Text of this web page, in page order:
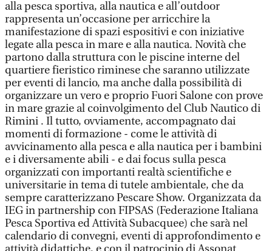
alla pesca sportiva, alla nautica e all’outdoor
rappresenta un’occasione per arricchire la
manifestazione di spazi espositivi e con iniziative
legate alla pesca in mare e alla nautica. Novità che
partono dalla struttura con le piscine interne del
quartiere fieristico riminese che saranno utilizzate
per eventi di lancio, ma anche dalla possibilità di
organizzare un vero e proprio Fuori Salone con prove
in mare grazie al coinvolgimento del Club Nautico di
Rimini . Il tutto, ovviamente, accompagnato dai
momenti di formazione - come le attività di
avvicinamento alla pesca e alla nautica per i bambini
e i diversamente abili - e dai focus sulla pesca
organizzati con importanti realtà scientifiche e
universitarie in tema di tutele ambientale, che da
sempre caratterizzano Pescare Show. Organizzata da
IEG in partnership con FIPSAS (Federazione Italiana
Pesca Sportiva ed Attività Subacquee) che sarà nel
calendario di convegni, eventi di approfondimento e